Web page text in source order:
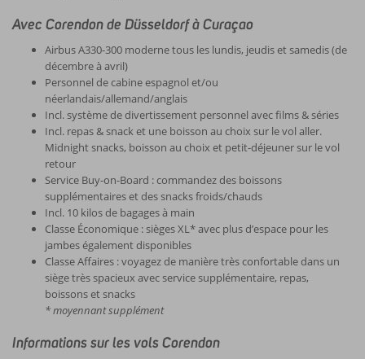
Avec Corendon de Düsseldorf à Curaçao
Airbus A330-300 moderne tous les lundis, jeudis et samedis (de
décembre à avril)
Personnel de cabine espagnol et/ou
néerlandais/allemand/anglais
Incl. système de divertissement personnel avec films & séries
Incl. repas & snack et une boisson au choix sur le vol aller.
Midnight snacks, boisson au choix et petit-déjeuner sur le vol
retour
Service Buy-on-Board : commandez des boissons
supplémentaires et des snacks froids/chauds
Incl. 10 kilos de bagages à main
Classe Économique : sièges XL* avec plus d’espace pour les
jambes également disponibles
Classe Affaires : voyagez de manière très confortable dans un
siège très spacieux avec service supplémentaire, repas,
boissons et snacks
* moyennant supplément
Informations sur les vols Corendon